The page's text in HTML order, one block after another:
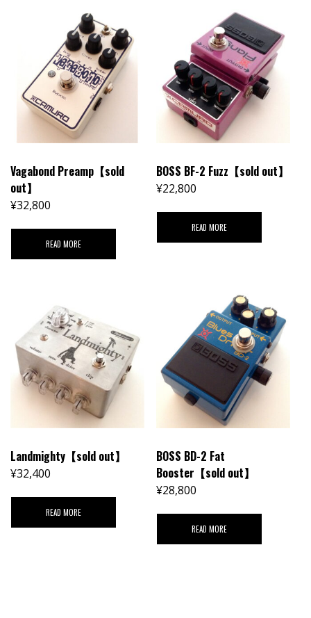
Vagabond Preamp【sold
out】
¥32,800
READ MORE
BOSS BF-2 Fuzz【sold out】
¥22,800
READ MORE
Landmighty【sold out】
¥32,400
READ MORE
BOSS BD-2 Fat
Booster【sold out】
¥28,800
READ MORE